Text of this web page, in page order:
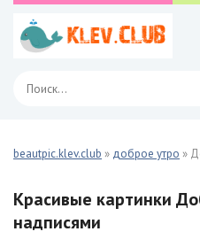
beautpic.klev.club » доброе утро »
Красивые картинки
надписями